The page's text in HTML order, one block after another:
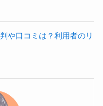
や口コミは？利用者のリ